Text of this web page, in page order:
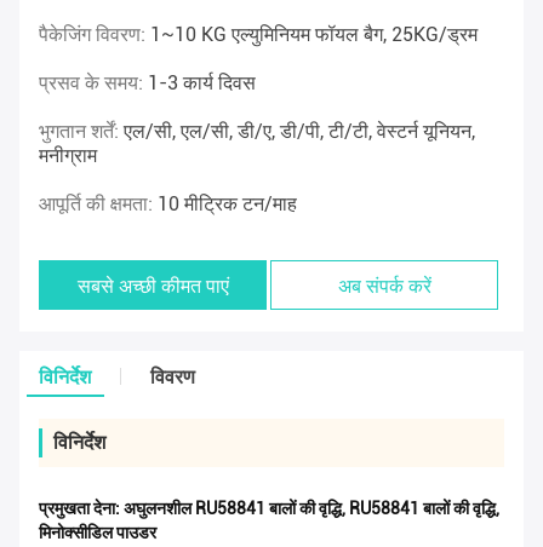
पैकेजिंग विवरण: 1~10 KG एल्युमिनियम फॉयल बैग, 25KG/ड्रम
प्रसव के समय: 1-3 कार्य दिवस
भुगतान शर्तें:एल/सी, एल/सी, डी/ए, डी/पी, टी/टी, वेस्टर्न यूनियन,
मनीग्राम
आपूर्ति की क्षमता: 10 मीट्रिक टन/माह
सबसे अच्छी कीमत पाएं अब संपर्क करें
विनिर्देश विवरण
विनिर्देश
प्रमुखता देना: अघुलनशील RU58841 बालों की वृद्धि, RU58841 बालों की वृद्धि,
मिनोक्सीडिल पाउडर